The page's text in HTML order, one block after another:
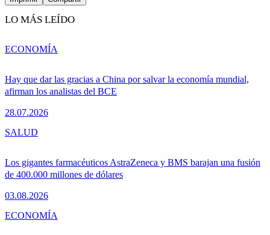
LO MÁS LEÍDO
Hay que dar las gracias a China por salvar la economía mundial,
afirman los analistas del BCE
28.07.2026
ECONOMÍA
Los gigantes farmacéuticos AstraZeneca y BMS barajan una fusión
de 400.000 millones de dólares
03.08.2026
SALUD
ECONOMÍA